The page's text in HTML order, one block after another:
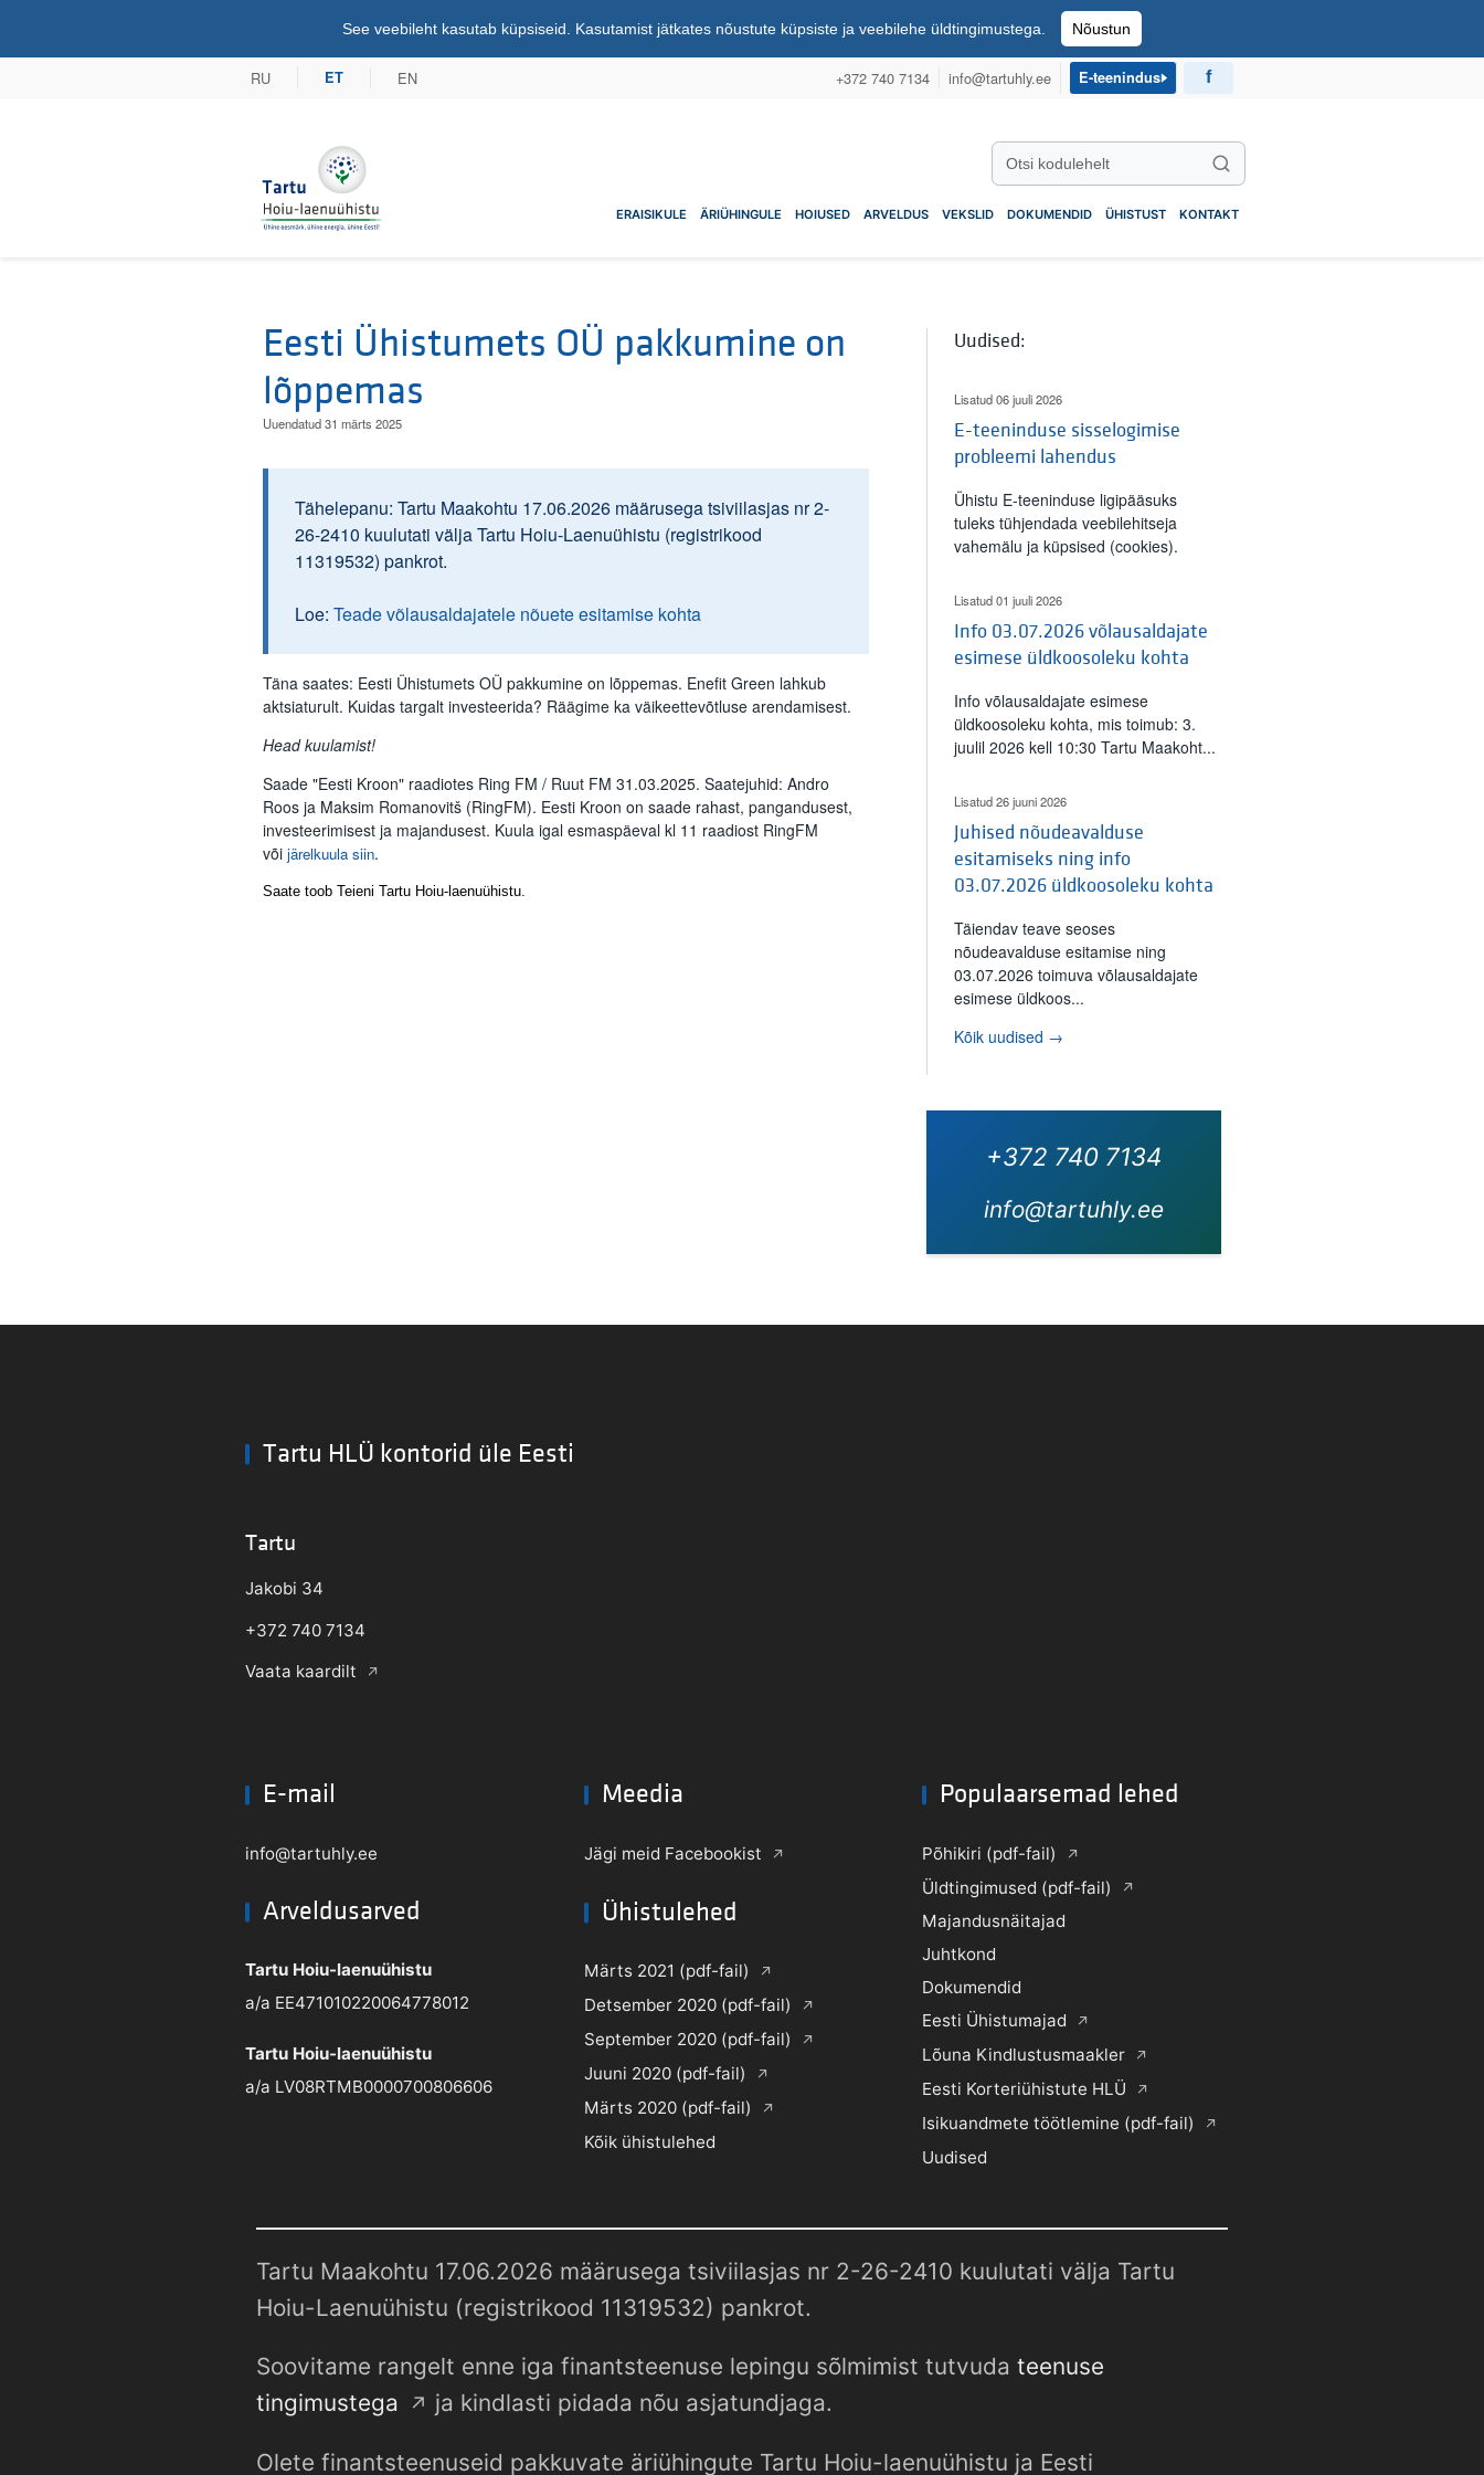
See veebileht kasutab küpsiseid. Kasutamist jätkates nõustute küpsiste ja veebilehe üldtingimustega. Nõustun
RU ET EN +372 740 7134 info@tartuhly.ee E-teenindus
Tartu Hoiu-laenuühistu
Otsi kodulehelt
Otsi
ERAISIKULE ÄRIÜHINGULE HOIUSED ARVELDUS VEKSLID DOKUMENDID ÜHISTUST KONTAKT
Eesti Ühistumets OÜ pakkumine on
lõppemas
Uuendatud 31 märts 2025
Tähelepanu: Tartu Maakohtu 17.06.2026 määrusega tsiviilasjas nr 2-
26-2410 kuulutati välja Tartu Hoiu-Laenuühistu (registrikood
11319532) pankrot.
Loe: Teade võlausaldajatele nõuete esitamise kohta
Täna saates: Eesti Ühistumets OÜ pakkumine on lõppemas. Enefit Green lahkub
aktsiaturult. Kuidas targalt investeerida? Räägime ka väikeettevõtluse arendamisest.
Head kuulamist!
Saade "Eesti Kroon" raadiotes Ring FM / Ruut FM 31.03.2025. Saatejuhid: Andro
Roos ja Maksim Romanovitš (RingFM). Eesti Kroon on saade rahast, pangandusest,
investeerimisest ja majandusest. Kuula igal esmaspäeval kl 11 raadiost RingFM
või järelkuula siin.
Saate toob Teieni Tartu Hoiu-laenuühistu.
Uudised:
Lisatud 06 juuli 2026
E-teeninduse sisselogimise
probleemi lahendus
Ühistu E-teeninduse ligipääsuks
tuleks tühjendada veebilehitseja
vahemälu ja küpsised (cookies).
Lisatud 01 juuli 2026
Info 03.07.2026 võlausaldajate
esimese üldkoosoleku kohta
Info võlausaldajate esimese
üldkoosoleku kohta, mis toimub: 3.
juulil 2026 kell 10:30 Tartu Maakoht...
Lisatud 26 juuni 2026
Juhised nõudeavalduse
esitamiseks ning info
03.07.2026 üldkoosoleku kohta
Täiendav teave seoses
nõudeavalduse esitamise ning
03.07.2026 toimuva võlausaldajate
esimese üldkoos...
Kõik uudised →
+372 740 7134
info@tartuhly.ee
Tartu HLÜ kontorid üle Eesti
Tartu
Jakobi 34
+372 740 7134
Vaata kaardilt
E-mail
info@tartuhly.ee
Arveldusarved
Tartu Hoiu-laenuühistu
a/a EE471010220064778012
Tartu Hoiu-laenuühistu
a/a LV08RTMB0000700806606
Meedia
Jägi meid Facebookist
Ühistulehed
Märts 2021 (pdf-fail)
Detsember 2020 (pdf-fail)
September 2020 (pdf-fail)
Juuni 2020 (pdf-fail)
Märts 2020 (pdf-fail)
Kõik ühistulehed
Populaarsemad lehed
Põhikiri (pdf-fail)
Üldtingimused (pdf-fail)
Majandusnäitajad
Juhtkond
Dokumendid
Eesti Ühistumajad
Lõuna Kindlustusmaakler
Eesti Korteriühistute HLÜ
Isikuandmete töötlemine (pdf-fail)
Uudised
Tartu Maakohtu 17.06.2026 määrusega tsiviilasjas nr 2-26-2410 kuulutati välja Tartu
Hoiu-Laenuühistu (registrikood 11319532) pankrot.
Soovitame rangelt enne iga finantsteenuse lepingu sõlmimist tutvuda teenuse
tingimustega
ja kindlasti pidada nõu asjatundjaga.
Olete finantsteenuseid pakkuvate äriühingute Tartu Hoiu-laenuühistu ja Eesti